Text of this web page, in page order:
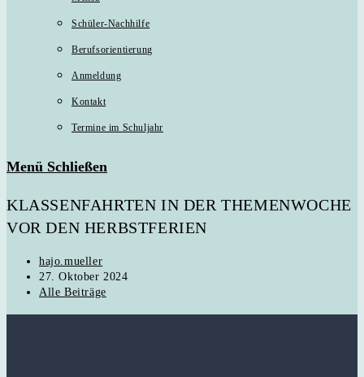
Schüler-Nachhilfe
Berufsorientierung
Anmeldung
Kontakt
Termine im Schuljahr
Menü Schließen
KLASSENFAHRTEN IN DER THEMENWOCHE
VOR DEN HERBSTFERIEN
Beitrags-
Autor:
hajo.mueller
Beitrag
veröffentlicht:
27. Oktober 2024
Beitrags-
Alle Beiträge